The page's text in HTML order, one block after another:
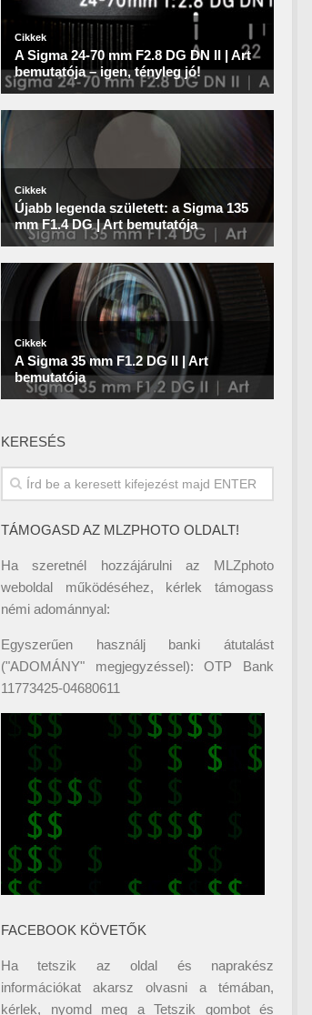
KERESÉS
TÁMOGASD AZ MLZPHOTO OLDALT!
Ha szeretnél hozzájárulni az MLZphoto
weboldal működéséhez, kérlek támogass
némi adománnyal:
Egyszerűen használj banki átutalást
("ADOMÁNY" megjegyzéssel): OTP Bank
11773425-04680611
FACEBOOK KÖVETŐK
Ha tetszik az oldal és naprakész
információkat akarsz olvasni a témában,
kérlek, nyomd meg a Tetszik gombot és